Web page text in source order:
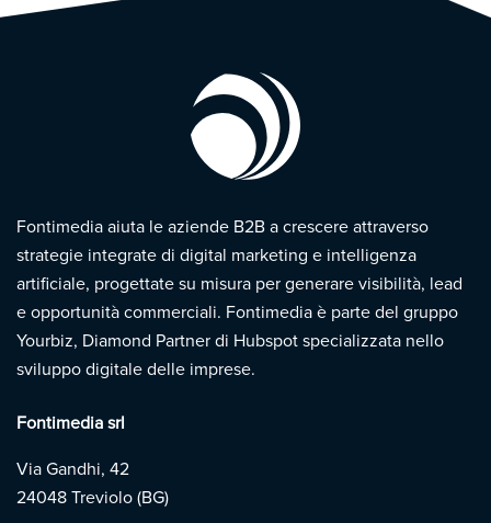
Fontimedia aiuta le aziende B2B a crescere attraverso
strategie integrate di digital marketing e intelligenza
artificiale, progettate su misura per generare visibilità, lead
e opportunità commerciali. Fontimedia è parte del gruppo
Yourbiz, Diamond Partner di Hubspot specializzata nello
sviluppo digitale delle imprese.
Fontimedia srl
Via Gandhi, 42
24048 Treviolo (BG)